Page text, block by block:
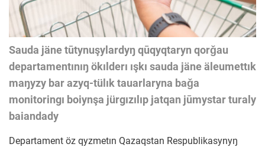
Sauda jäne tūtynuşylardyŋ qūqyqtaryn qorǧau
departamentınıŋ ökılderı ışkı sauda jäne äleumettık
maŋyzy bar azyq-tülık tauarlaryna baǧa
monitoringı boiynşa jürgızılıp jatqan jūmystar turaly
baiandady
Departament öz qyzmetın Qazaqstan Respublikasynyŋ